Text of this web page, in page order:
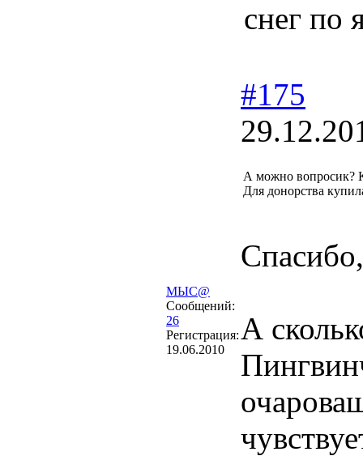
снег по
МЫС@
Сообщений:
26
Регистрация:
19.06.2010
#175
А можно вопросик?
Для донорства
А